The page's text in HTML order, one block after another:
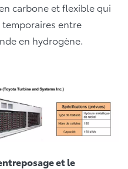
carbone et flexible qui
entre
en hydrogène.
et le